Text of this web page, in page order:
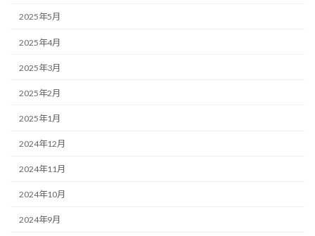
2025年5月
2025年4月
2025年3月
2025年2月
2025年1月
2024年12月
2024年11月
2024年10月
2024年9月